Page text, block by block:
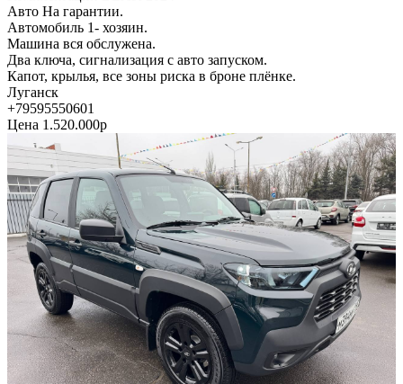
Авто На гарантии.
Автомобиль 1- хозяин.
Машина вся обслужена.
Два ключа, сигнализация с авто запуском.
Капот, крылья, все зоны риска в броне плёнке.
Луганск
+79595550601
Цена 1.520.000р